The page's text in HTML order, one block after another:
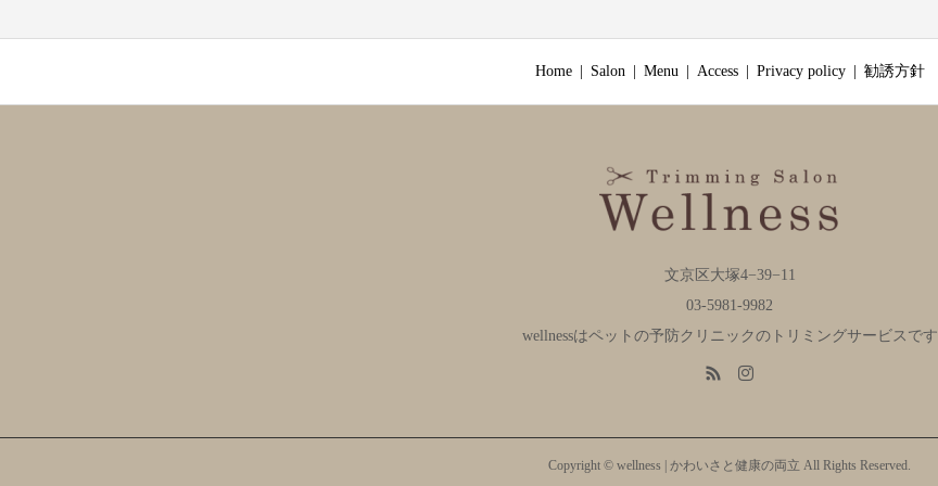
Home Salon Menu Access Privacy policy 勧誘方針
文京区大塚4−39−11
03-5981-9982
wellnessはペットの予防クリニックのトリミングサービスです
Copyright © wellness | かわいさと健康の両立 All Rights Reserved.